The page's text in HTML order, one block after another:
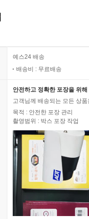
예스24 배송
배송비 : 무료배송
안전하고 정확한 포장을 위
고객님께 배송되는 모든 상
목적 : 안전한 포장 관리
촬영범위 : 박스 포장 작업